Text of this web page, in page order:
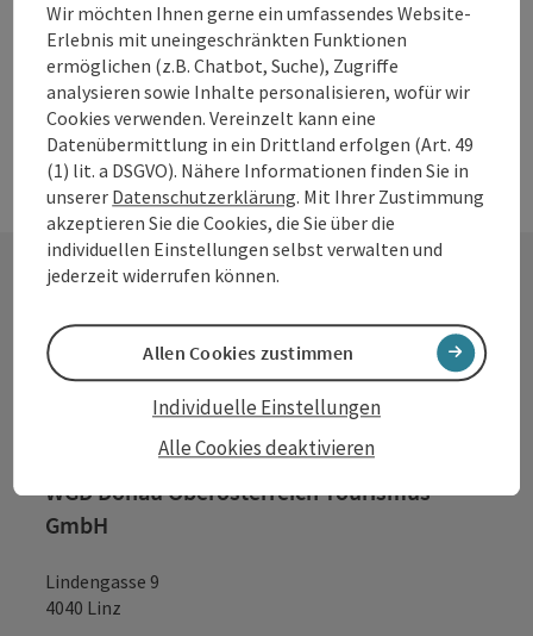
Kontakt
Tourismusverband Donauregion
Oberösterreich
WGD Donau Oberösterreich Tourismus
GmbH
Lindengasse 9
4040 Linz
Wir möchten Ihnen gerne ein umfassendes Website-
Erlebnis mit uneingeschränkten Funktionen
ermöglichen (z.B. Chatbot, Suche), Zugriffe
analysieren sowie Inhalte personalisieren, wofür wir
Cookies verwenden. Vereinzelt kann eine
Datenübermittlung in ein Drittland erfolgen (Art. 49
(1) lit. a DSGVO). Nähere Informationen finden Sie in
unserer Datenschutzerklärung. Mit Ihrer Zustimmung
akzeptieren Sie die Cookies, die Sie über die
individuellen Einstellungen selbst verwalten und
jederzeit widerrufen können.
Alle Cookies deaktivieren
Individuelle Einstellungen
Allen Cookies zustimmen